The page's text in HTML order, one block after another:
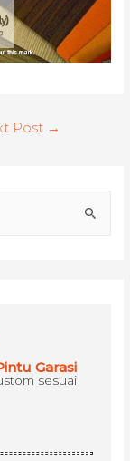
Post →
Garasi
sesuai